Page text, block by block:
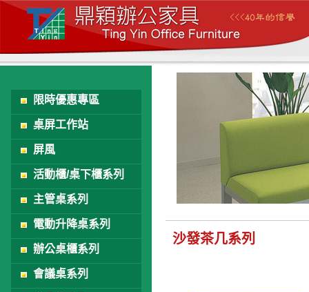
限時優惠專區
桌屏工作站
屏風
活動櫃/桌下櫃系列
主管桌系列
電動升降桌系列
辦公桌櫃系列
會議桌系列
沙發茶几系列